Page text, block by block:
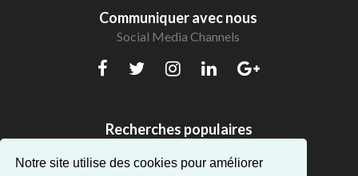
Notre site utilise des cookies pour améliorer
Communiquer avec nous
Social Media Channels
Recherches populaires
Beaux appartements en Algarve